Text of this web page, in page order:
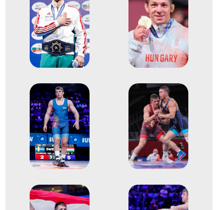
Kötöttfogású 66kg
2013
kötöttfogású Európa-
bajnokság
Kötöttfogású 66kg